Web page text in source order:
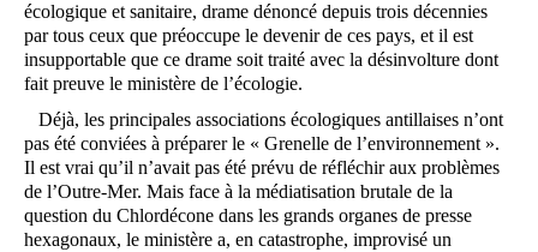
écologique et sanitaire, drame dénoncé depuis trois décennies
par tous ceux que préoccupe le devenir de ces pays, et il est
insupportable que ce drame soit traité avec la désinvolture dont
fait preuve le ministère de l’écologie.
Déjà, les principales associations écologiques antillaises n’ont
pas été conviées à préparer le « Grenelle de l’environnement ».
Il est vrai qu’il n’avait pas été prévu de réfléchir aux problèmes
de l’Outre-Mer. Mais face à la médiatisation brutale de la
question du Chlordécone dans les grands organes de presse
hexagonaux, le ministère a, en catastrophe, improvisé un